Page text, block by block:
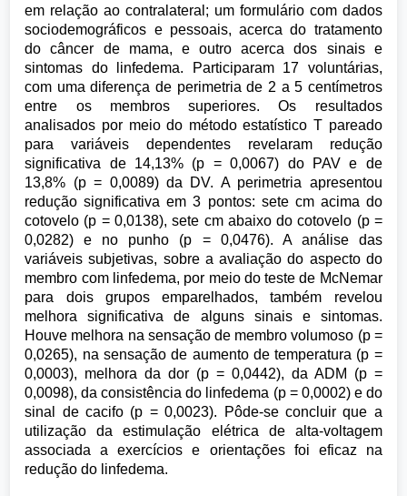
em relação ao contralateral; um formulário com dados
sociodemográficos e pessoais, acerca do tratamento
do câncer de mama, e outro acerca dos sinais e
sintomas do linfedema. Participaram 17 voluntárias,
com uma diferença de perimetria de 2 a 5 centímetros
entre os membros superiores. Os resultados
analisados por meio do método estatístico T pareado
para variáveis dependentes revelaram redução
significativa de 14,13% (p = 0,0067) do PAV e de
13,8% (p = 0,0089) da DV. A perimetria apresentou
redução significativa em 3 pontos: sete cm acima do
cotovelo (p = 0,0138), sete cm abaixo do cotovelo (p =
0,0282) e no punho (p = 0,0476). A análise das
variáveis subjetivas, sobre a avaliação do aspecto do
membro com linfedema, por meio do teste de McNemar
para dois grupos emparelhados, também revelou
melhora significativa de alguns sinais e sintomas.
Houve melhora na sensação de membro volumoso (p =
0,0265), na sensação de aumento de temperatura (p =
0,0003), melhora da dor (p = 0,0442), da ADM (p =
0,0098), da consistência do linfedema (p = 0,0002) e do
sinal de cacifo (p = 0,0023). Pôde-se concluir que a
utilização da estimulação elétrica de alta-voltagem
associada a exercícios e orientações foi eficaz na
redução do linfedema.